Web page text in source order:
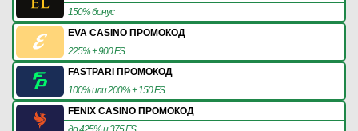
150% бонус
EVA CASINO ПРОМОКОД
225% + 900 FS
FASTPARI ПРОМОКОД
100% или 200% + 150 FS
FENIX CASINO ПРОМОКОД